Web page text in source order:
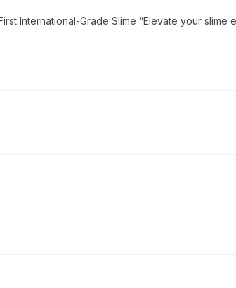
International-Grade Slime “Elevate your slime